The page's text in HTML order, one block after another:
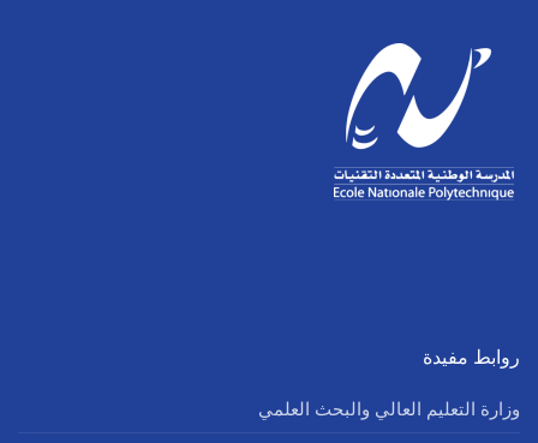
روابط مفيدة
وزارة التعليم العالي والبحث العلمي